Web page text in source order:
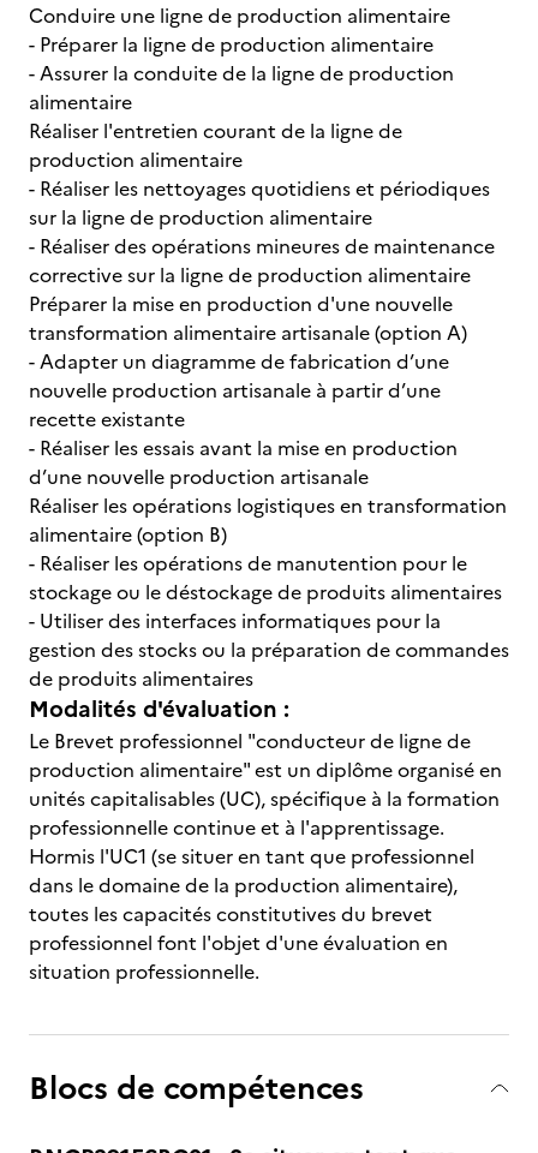
Conduire une ligne de production alimentaire
- Préparer la ligne de production alimentaire
- Assurer la conduite de la ligne de production
alimentaire
Réaliser l'entretien courant de la ligne de
production alimentaire
- Réaliser les nettoyages quotidiens et périodiques
sur la ligne de production alimentaire
- Réaliser des opérations mineures de maintenance
corrective sur la ligne de production alimentaire
Préparer la mise en production d'une nouvelle
transformation alimentaire artisanale (option A)
- Adapter un diagramme de fabrication d’une
nouvelle production artisanale à partir d’une
recette existante
- Réaliser les essais avant la mise en production
d’une nouvelle production artisanale
Réaliser les opérations logistiques en transformation
alimentaire (option B)
- Réaliser les opérations de manutention pour le
stockage ou le déstockage de produits alimentaires
- Utiliser des interfaces informatiques pour la
gestion des stocks ou la préparation de commandes
de produits alimentaires
Modalités d'évaluation :
Le Brevet professionnel "conducteur de ligne de
production alimentaire" est un diplôme organisé en
unités capitalisables (UC), spécifique à la formation
professionnelle continue et à l'apprentissage.
Hormis l'UC1 (se situer en tant que professionnel
dans le domaine de la production alimentaire),
toutes les capacités constitutives du brevet
professionnel font l'objet d'une évaluation en
situation professionnelle.
Blocs de compétences